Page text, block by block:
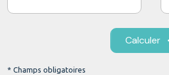
Calculer
* Champs obligatoires